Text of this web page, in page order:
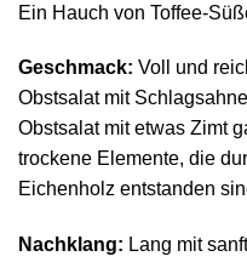
Ein Hauch von Toffee-
Geschmack: Voll und
Obstsalat mit
Obstsalat mit etwas Zimt
trockene Elemente, die
Eichenholz entstanden
Nachklang: Lang mit